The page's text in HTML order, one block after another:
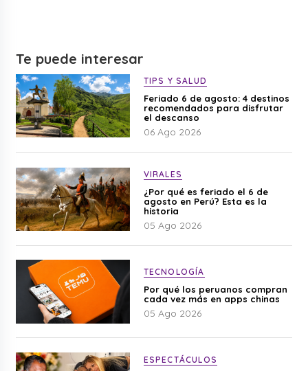
Te puede interesar
TIPS Y SALUD
Feriado 6 de agosto: 4 destinos
recomendados para disfrutar
el descanso
06 Ago 2026
VIRALES
¿Por qué es feriado el 6 de
agosto en Perú? Esta es la
historia
05 Ago 2026
TECNOLOGÍA
Por qué los peruanos compran
cada vez más en apps chinas
05 Ago 2026
ESPECTÁCULOS